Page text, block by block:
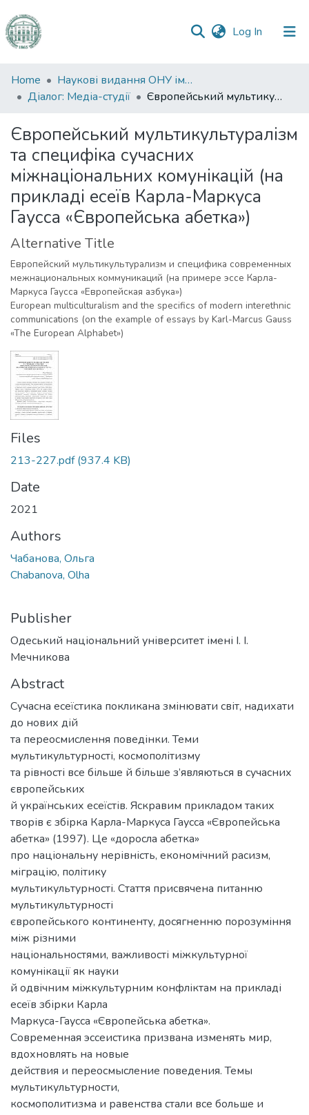
Log In (current)
Communities
&
All of DSpace
Statistics
Home
Наукові видання ОНУ імені І. І. Мечникова
Діалог: Медіа-студії
Європейський мультикультуралізм та специфіка сучасних міжнаціональних комунікацій (на прикладі есеїв Карла-Маркуса Гаусса «Європейська абетка»)
Європейський мультикультуралізм
та специфіка сучасних
міжнаціональних комунікацій (на
прикладі есеїв Карла-Маркуса
Гаусса «Європейська абетка»)
Alternative Title
Европейский мультикультурализм и специфика современных
межнациональных коммуникаций (на примере эссе Карла-
Маркуса Гаусса «Европейская азбука»)
European multiculturalism and the specifics of modern interethnic
communications (on the example of essays by Karl-Marcus Gauss
«The European Alphabet»)
Files
213-227.pdf(937.4 KB)
Date
2021
Authors
Чабанова, Ольга
Chabanova, Olha
Publisher
Одеський національний університет імені І. І.
Мечникова
Abstract
Сучасна есеїстика покликана змінювати світ, надихати
до нових дій
та переосмислення поведінки. Теми
мультикультурності, космополітизму
та рівності все більше й більше з’являються в сучасних
європейських
й українських есеїстів. Яскравим прикладом таких
творів є збірка Карла-Маркуса Гаусса «Європейська
абетка» (1997). Це «доросла абетка»
про національну нерівність, економічний расизм,
міграцію, політику
мультикультурності. Стаття присвячена питанню
мультикультурності
європейського континенту, досягненню порозуміння
між різними
національностями, важливості міжкультурної
комунікації як науки
й одвічним міжкультурним конфліктам на прикладі
есеїв збірки Карла
Маркуса-Гаусса «Європейська абетка».
Современная эссеистика призвана изменять мир,
вдохновлять на новые
действия и переосмысление поведения. Темы
мультикультурности,
космополитизма и равенства стали все больше и